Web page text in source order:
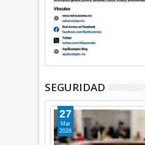
SEGURIDAD
27
Mar
2026